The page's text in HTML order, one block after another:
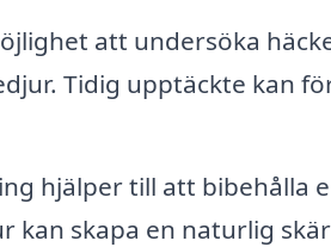
att undersöka
Tidig upptäckte kan
hjälper till att bibehålla
kan skapa en naturlig